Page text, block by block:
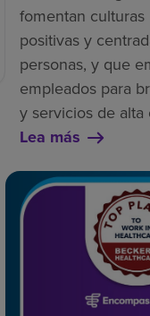
fomentan culturas
positivas y
personas, y que
empleados para
y servicios de alta
Lea más